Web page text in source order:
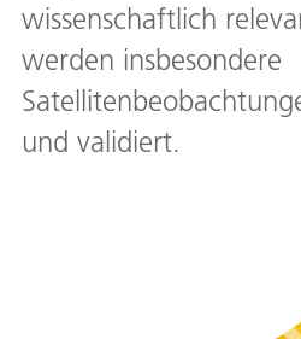
wissenschaftlich
werden insbesondere
und validiert.